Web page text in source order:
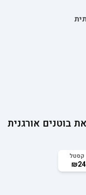
בוטנים אורגנית
קסטל